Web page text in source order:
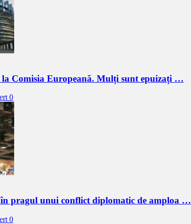
Comisia Europeană. Mulți sunt epuizați …
0
pragul unui conflict diplomatic de amploa …
0